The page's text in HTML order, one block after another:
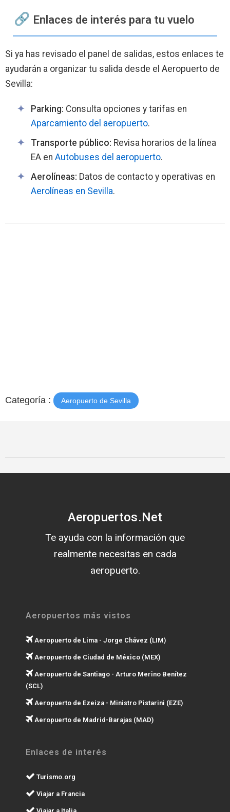
Enlaces de interés para tu vuelo
Si ya has revisado el panel de salidas, estos enlaces te
ayudarán a organizar tu salida desde el Aeropuerto de
Sevilla:
Parking: Consulta opciones y tarifas en
Aparcamiento del aeropuerto.
Transporte público: Revisa horarios de la línea
EA en Autobuses del aeropuerto.
Aerolíneas: Datos de contacto y operativas en
Aerolíneas en Sevilla.
Categoría : Aeropuerto de Sevilla
Aeropuertos.Net
Te ayuda con la información que
realmente necesitas en cada
aeropuerto.
Aeropuertos más vistos
Aeropuerto de Lima - Jorge Chávez (LIM)
Aeropuerto de Ciudad de México (MEX)
Aeropuerto de Santiago - Arturo Merino Benítez
(SCL)
Aeropuerto de Ezeiza - Ministro Pistarini (EZE)
Aeropuerto de Madrid-Barajas (MAD)
Enlaces de interés
Turismo.org
Viajar a Francia